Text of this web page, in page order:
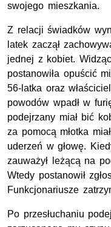
swojego mieszkania.
Z relacji świadków
latek zaczął
jednej z kobiet.
postanowiła opuścić
56-latka oraz
powodów wpadł w
podejrzany miał bić
za pomocą młotka
uderzeń w głowę.
zauważył leżącą na
Wtedy postanowił
Funkcjonariusze
Po przesłuchaniu